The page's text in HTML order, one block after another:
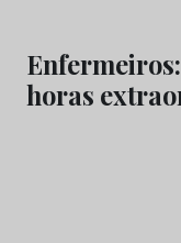
horas